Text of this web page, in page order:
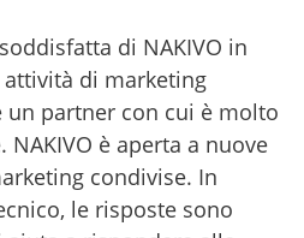
di NAKIVO in
di marketing
un partner con cui è molto
è aperta a nuove
condivise. In
le risposte sono